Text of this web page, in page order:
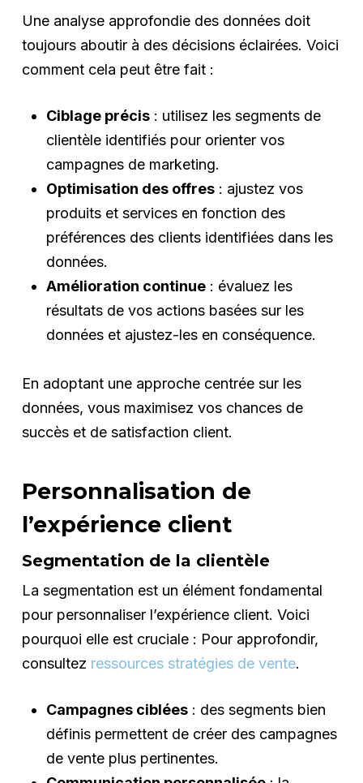
Une analyse approfondie des données doit
toujours aboutir à des décisions éclairées. Voici
comment cela peut être fait :
Ciblage précis: utilisez les segments de
clientèle identifiés pour orienter vos
campagnes de marketing.
Optimisation des offres: ajustez vos
produits et services en fonction des
préférences des clients identifiées dans les
données.
Amélioration continue: évaluez les
résultats de vos actions basées sur les
données et ajustez-les en conséquence.
En adoptant une approche centrée sur les
données, vous maximisez vos chances de
succès et de satisfaction client.
Personnalisation de
l’expérience client
Segmentation de la clientèle
La segmentation est un élément fondamental
pour personnaliser l’expérience client. Voici
pourquoi elle est cruciale : Pour approfondir,
consultez ressources stratégies de vente.
Campagnes ciblées: des segments bien
définis permettent de créer des campagnes
de vente plus pertinentes.